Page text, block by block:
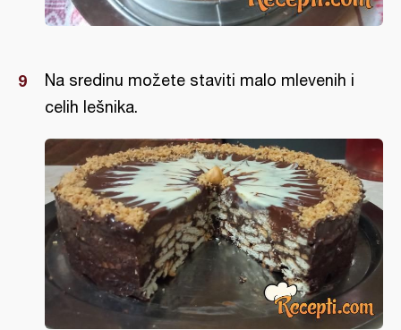
Na sredinu možete staviti malo mlevenih i
celih lešnika.